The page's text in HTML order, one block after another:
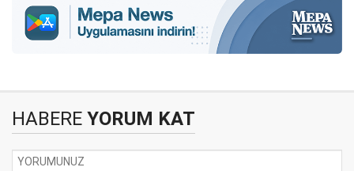
HABERE YORUM KAT